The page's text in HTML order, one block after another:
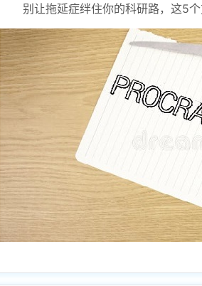
别让拖延症绊住你的科研路，这5